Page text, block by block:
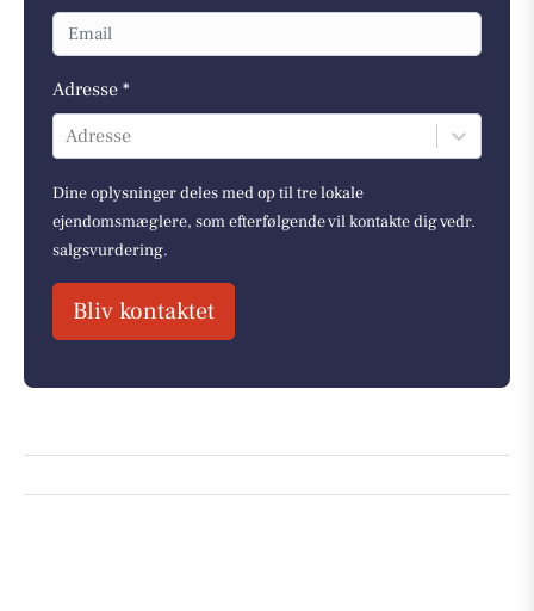
Adresse *
Adresse
Dine oplysninger deles med op til tre lokale
ejendomsmæglere, som efterfølgende vil kontakte dig vedr.
salgsvurdering.
Bliv kontaktet